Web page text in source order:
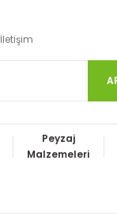
İletişim
Peyzaj
Malzemeleri